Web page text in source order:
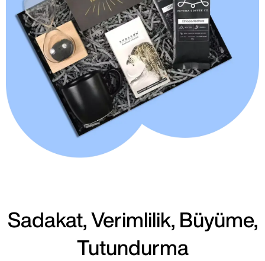
Sadakat, Verimlilik, Büyüme,
Tutundurma